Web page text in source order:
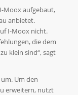
Moox aufgebaut,
anbietet.
I-Moox nicht.
die dem
klein sind“, sagt
Um den
erweitern, nutzt